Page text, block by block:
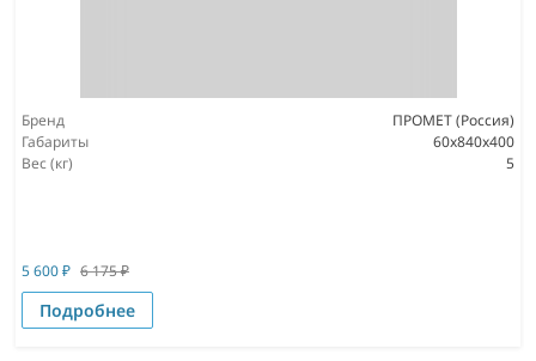
Бренд
ПРОМЕТ (Россия)
Габариты
60x840x400
Вес (кг)
5
5 600₽ 6 175₽
Подробнее